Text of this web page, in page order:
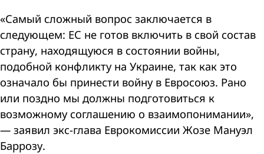
«Самый сложный вопрос заключается в
следующем: ЕС не готов включить в свой состав
страну, находящуюся в состоянии войны,
подобной конфликту на Украине, так как это
означало бы принести войну в Евросоюз. Рано
или поздно мы должны подготовиться к
возможному соглашению о взаимопонимании»,
— заявил экс-глава Еврокомиссии Жозе Мануэл
Баррозу.